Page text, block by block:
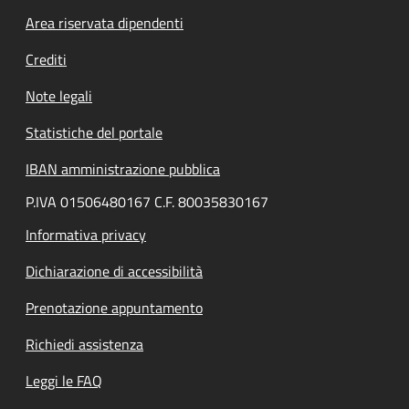
Area riservata dipendenti
Crediti
Note legali
Statistiche del portale
IBAN amministrazione pubblica
P.IVA 01506480167 C.F. 80035830167
Informativa privacy
Dichiarazione di accessibilità
Prenotazione appuntamento
Richiedi assistenza
Leggi le FAQ